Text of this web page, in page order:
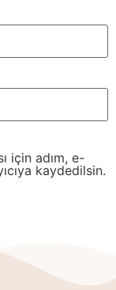
için adım, e-
kaydedilsin.